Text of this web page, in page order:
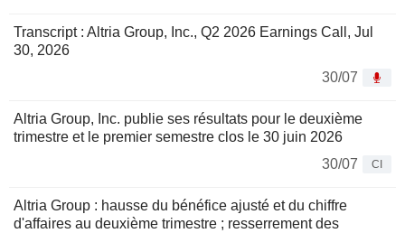
Transcript : Altria Group, Inc., Q2 2026 Earnings Call, Jul
30, 2026
30/07
Altria Group, Inc. publie ses résultats pour le deuxième
trimestre et le premier semestre clos le 30 juin 2026
30/07
CI
Altria Group : hausse du bénéfice ajusté et du chiffre
d'affaires au deuxième trimestre ; resserrement des